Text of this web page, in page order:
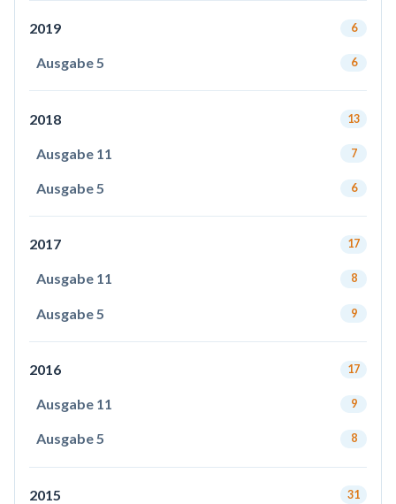
2019 6
Ausgabe 5 6
2018 13
Ausgabe 11 7
Ausgabe 5 6
2017 17
Ausgabe 11 8
Ausgabe 5 9
2016 17
Ausgabe 11 9
Ausgabe 5 8
2015 31